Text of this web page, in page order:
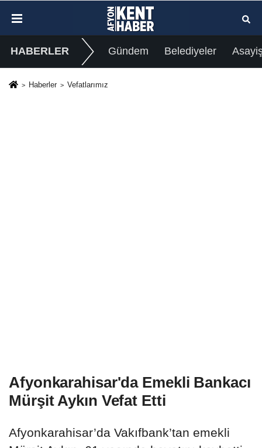
HABERLER Gündem Belediyeler
Haberler Vefatlarımız
Afyonkarahisar'da Emekli Bankacı
Mürşit Aykın Vefat Etti
Afyonkarahisar’da Vakıfbank’tan emekli